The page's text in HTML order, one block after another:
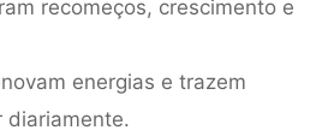
recomeços, crescimento e
energias e trazem
diariamente.